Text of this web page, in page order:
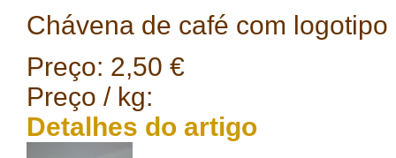
Chávena de café com
Preço: 2,50 €
Preço / kg:
Detalhes do artigo